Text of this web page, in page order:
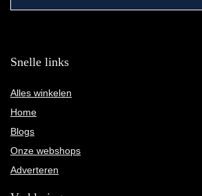
Snelle links
Alles winkelen
Home
Blogs
Onze webshops
Adverteren